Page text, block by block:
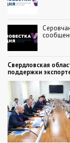
Свердловская
поддержки